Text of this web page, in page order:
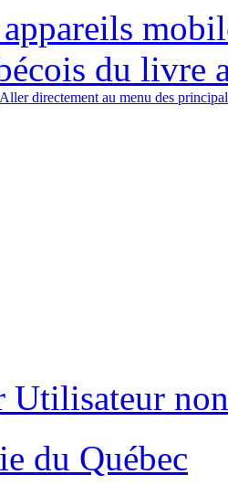
du livre
Aller directement au menu des
Utilisateur
du Québec